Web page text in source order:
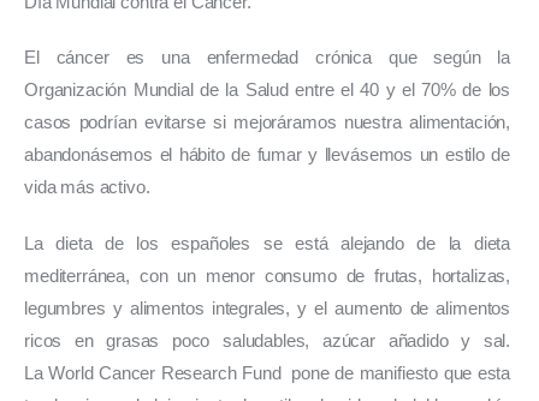
El cáncer es una enfermedad crónica que según la
Organización Mundial de la Salud entre el 40 y el 70% de los
casos podrían evitarse si mejoráramos nuestra alimentación,
abandonásemos el hábito de fumar y llevásemos un estilo de
vida más activo.
La dieta de los españoles se está alejando de la dieta
mediterránea, con un menor consumo de frutas, hortalizas,
legumbres y alimentos integrales, y el aumento de alimentos
ricos en grasas poco saludables, azúcar añadido y sal.
La World Cancer Research Fund  pone de manifiesto que esta